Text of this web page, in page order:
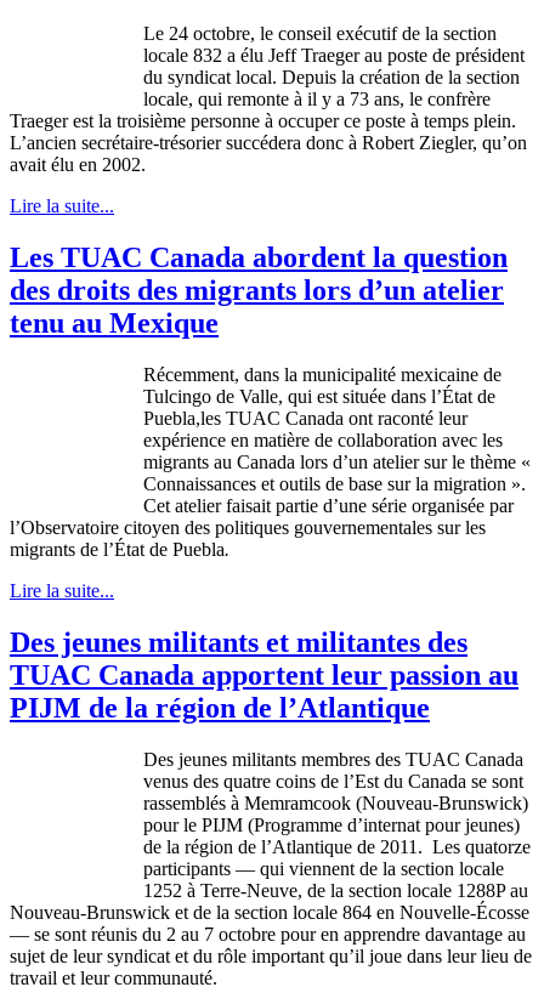
Le 24 octobre, le conseil exécutifde la section
locale 832 a élu JeffTraegerau poste de président
du syndicatlocal. Depuis la création de la section
locale, qui remonte à il y a 73 ans, le confrère
Traeger estla troisième personne à occuper ce poste à temps plein.
L’ancien secrétaire-trésorier succédera donc à Robert Ziegler, qu’on
avait élu en 2002.
Lire la suite...
Les TUAC Canada abordent la question
des droits des migrants lors d’un atelier
tenu au Mexique
Récemment, dans la municipalité mexicaine de
Tulcingo de Valle, qui est située dans l’État de
Puebla,les TUAC Canada ont raconté leur
expérience en matière de collaboration avec les
migrants au Canada lors d’un ateliersurle thème «
Connaissances et outils de base surla migration ».
Cet atelierfaisait partie d’une série organisée par
l’Observatoire citoyen des politiques gouvernementales surles
migrants de l’État de Puebla.
Lire la suite...
Des jeunes militants et militantes des
TUAC Canada apportent leur passion au
PIJM de la région de l’Atlantique
Des jeunes militants membres des TUAC Canada
venus des quatre coins de l’Est du Canada se sont
rassemblés à Memramcook (Nouveau-Brunswick)
pour le PIJM (Programme d’internat pourjeunes)
de la région de l’Atlantique de 2011. Les quatorze
participants — qui viennent de la section locale
1252 à Terre-Neuve, de la section locale 1288Pau
Nouveau-Brunswick et de la section locale 864 en Nouvelle-Écosse
— se sont réunis du 2 au 7 octobre pour en apprendre davantage au
sujet de leur syndicat et du rôle important qu’il joue dans leurlieu de
travail et leur communauté.